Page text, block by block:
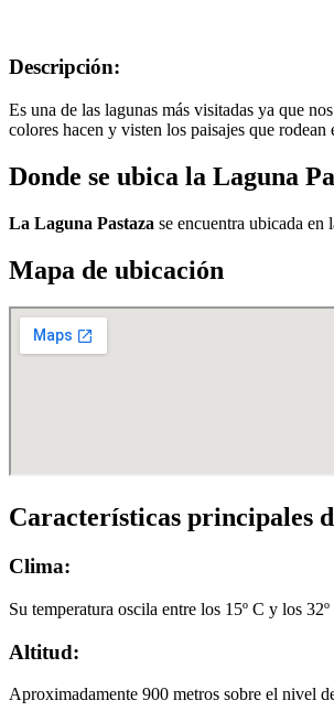
Descripción:
Es una de las lagunas más visitadas ya que
colores hacen y visten los paisajes que rodean
Donde se ubica la Laguna
La Laguna Pastaza se encuentra ubicada en
Mapa de ubicación
Características principales
Clima:
Su temperatura oscila entre los 15º C y los
Altitud:
Aproximadamente 900 metros sobre el nivel